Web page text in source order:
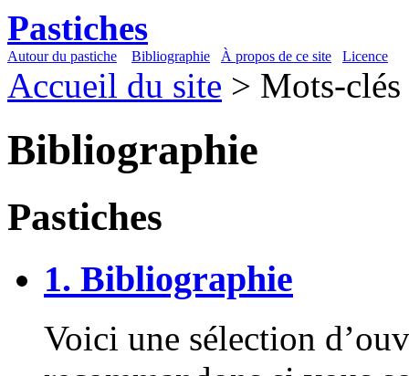
Pastiches
Autour du pastiche Bibliographie À propos de ce site Licence
Accueil du site > Mots-
Bibliographie
Pastiches
1. Bibliographie
Voici une sélection